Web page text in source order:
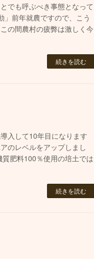
でも呼ぶべき事態となって
前年就農ですので、こう
の間農村の疲弊は激しく今
続きを読む
入して10年目になります
のレベルをアップしまし
肥料100％使用の培土では
続きを読む